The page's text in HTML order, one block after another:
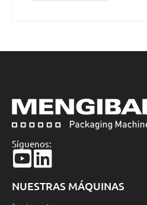
Síguenos:
NUESTRAS MÁQUINAS